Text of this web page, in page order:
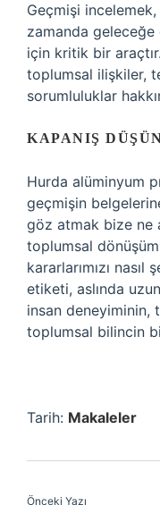
Geçmişi
zamanda
için kritik bir
toplumsal ilişkiler,
sorumluluklar
KAPANIŞ
Hurda alüminyum
geçmişin
göz atmak bize ne
toplumsal
kararlarımızı
etiketi, aslında
insan deneyiminin,
toplumsal bilincin
Tarih: Makaleler
Önceki Yazı